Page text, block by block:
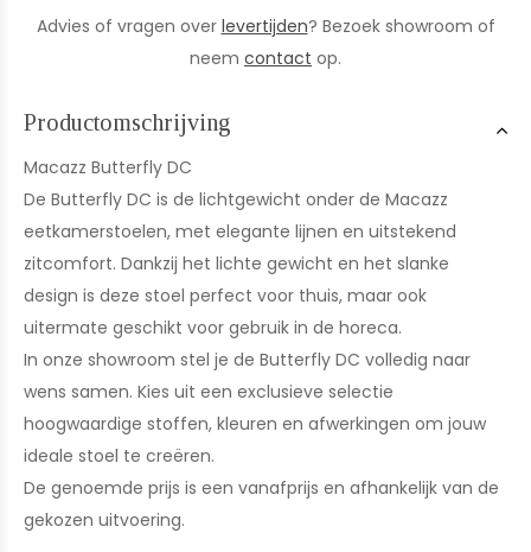
Advies of vragen over levertijden? Bezoek showroom of
neem contact op.
Productomschrijving
Macazz Butterfly DC
De Butterfly DC is de lichtgewicht onder de Macazz
eetkamerstoelen, met elegante lijnen en uitstekend
zitcomfort. Dankzij het lichte gewicht en het slanke
design is deze stoel perfect voor thuis, maar ook
uitermate geschikt voor gebruik in de horeca.
In onze showroom stel je de Butterfly DC volledig naar
wens samen. Kies uit een exclusieve selectie
hoogwaardige stoffen, kleuren en afwerkingen om jouw
ideale stoel te creëren.
De genoemde prijs is een vanafprijs en afhankelijk van de
gekozen uitvoering.